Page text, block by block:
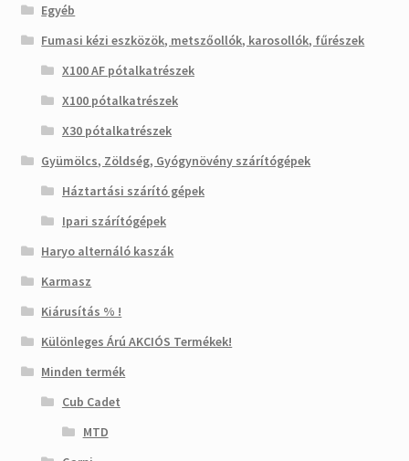
Egyéb
Fumasi kézi eszközök, metszőollók, karosollók, fűrészek
X100 AF pótalkatrészek
X100 pótalkatrészek
X30 pótalkatrészek
Gyümölcs, Zöldség, Gyógynövény szárítógépek
Háztartási szárító gépek
Ipari szárítógépek
Haryo alternáló kaszák
Karmasz
Kiárusítás % !
Különleges Árú AKCIÓS Termékek!
Minden termék
Cub Cadet
MTD